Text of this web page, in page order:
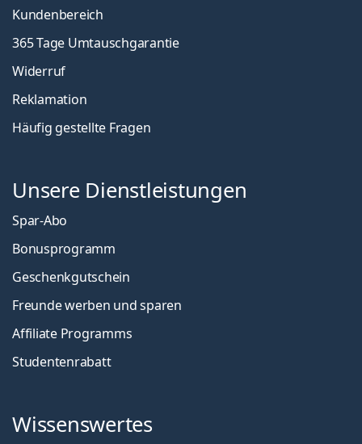
Kundenbereich
365 Tage Umtauschgarantie
Widerruf
Reklamation
Häufig gestellte Fragen
Unsere Dienstleistungen
Spar-Abo
Bonusprogramm
Geschenkgutschein
Freunde werben und sparen
Affiliate Programms
Studentenrabatt
Wissenswertes